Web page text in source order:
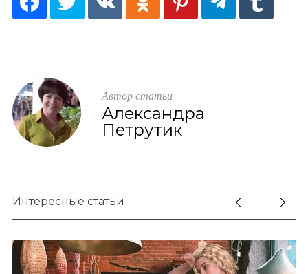
Автор статьи
Александра
Петрутик
Интересные статьи